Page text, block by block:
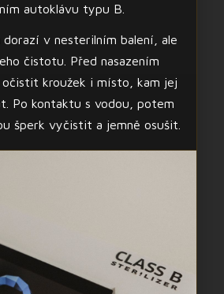
autoklávu typu B.
dorazí v nesterilním balení, ale
čistotu. Před nasazením
kroužek i místo, kam jej
Po kontaktu s vodou, potem
šperk vyčistit a jemně osušit.